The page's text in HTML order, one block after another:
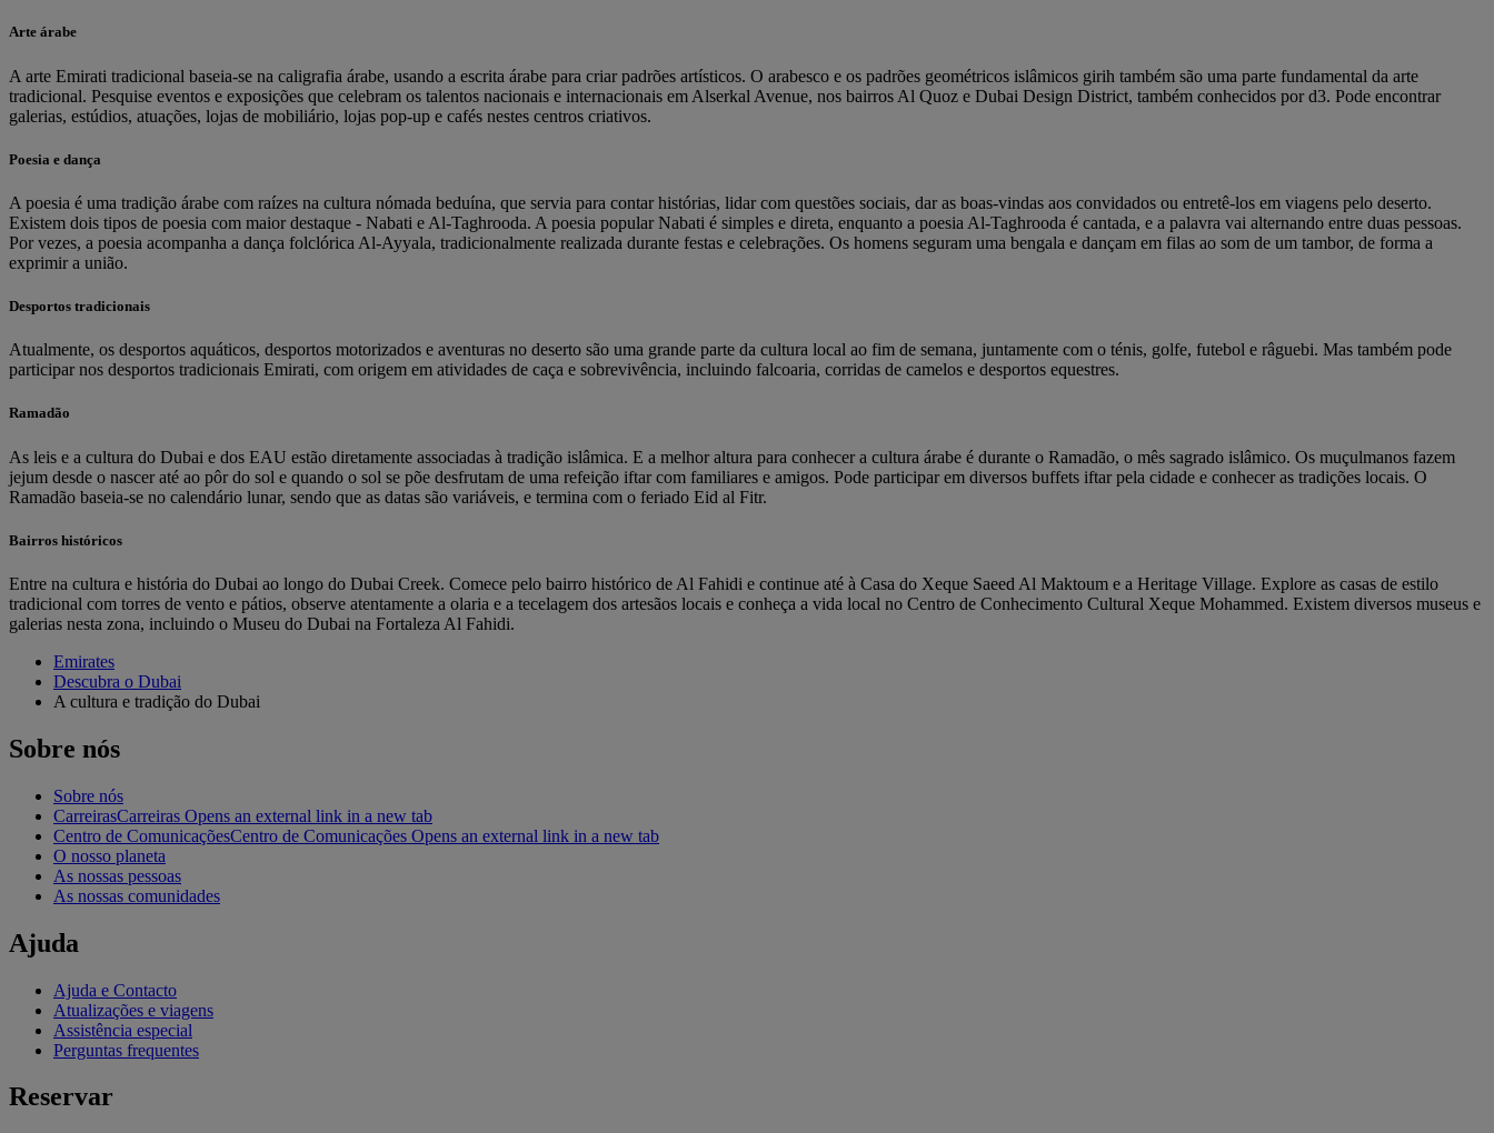
Arte árabe
A arte Emirati tradicional baseia-se na caligrafia árabe, usando a escrita árabe para criar padrões artísticos. O arabesco e os padrões geométricos islâmicos girih também são uma parte fundamental da arte
tradicional. Pesquise eventos e exposições que celebram os talentos nacionais e internacionais em Alserkal Avenue, nos bairros Al Quoz e Dubai Design District, também conhecidos por d3. Pode encontrar
galerias, estúdios, atuações, lojas de mobiliário, lojas pop-up e cafés nestes centros criativos.
Poesia e dança
A poesia é uma tradição árabe com raízes na cultura nómada beduína, que servia para contar histórias, lidar com questões sociais, dar as boas-vindas aos convidados ou entretê-los em viagens pelo deserto.
Existem dois tipos de poesia com maior destaque - Nabati e Al-Taghrooda. A poesia popular Nabati é simples e direta, enquanto a poesia Al-Taghrooda é cantada, e a palavra vai alternando entre duas pessoas.
Por vezes, a poesia acompanha a dança folclórica Al-Ayyala, tradicionalmente realizada durante festas e celebrações. Os homens seguram uma bengala e dançam em filas ao som de um tambor, de forma a
exprimir a união.
Desportos tradicionais
Atualmente, os desportos aquáticos, desportos motorizados e aventuras no deserto são uma grande parte da cultura local ao fim de semana, juntamente com o ténis, golfe, futebol e râguebi. Mas também pode
participar nos desportos tradicionais Emirati, com origem em atividades de caça e sobrevivência, incluindo falcoaria, corridas de camelos e desportos equestres.
Ramadão
As leis e a cultura do Dubai e dos EAU estão diretamente associadas à tradição islâmica. E a melhor altura para conhecer a cultura árabe é durante o Ramadão, o mês sagrado islâmico. Os muçulmanos fazem
jejum desde o nascer até ao pôr do sol e quando o sol se põe desfrutam de uma refeição iftar com familiares e amigos. Pode participar em diversos buffets iftar pela cidade e conhecer as tradições locais. O
Ramadão baseia-se no calendário lunar, sendo que as datas são variáveis, e termina com o feriado Eid al Fitr.
Bairros históricos
Entre na cultura e história do Dubai ao longo do Dubai Creek. Comece pelo bairro histórico de Al Fahidi e continue até à Casa do Xeque Saeed Al Maktoum e a Heritage Village. Explore as casas de estilo
tradicional com torres de vento e pátios, observe atentamente a olaria e a tecelagem dos artesãos locais e conheça a vida local no Centro de Conhecimento Cultural Xeque Mohammed. Existem diversos museus e
galerias nesta zona, incluindo o Museu do Dubai na Fortaleza Al Fahidi.
Emirates
Descubra o Dubai
A cultura e tradição do Dubai
Sobre nós
Sobre nós
CarreirasCarreiras Opens an external link in a new tab
Centro de ComunicaçõesCentro de Comunicações Opens an external link in a new tab
O nosso planeta
As nossas pessoas
As nossas comunidades
Ajuda
Ajuda e Contacto
Atualizações e viagens
Assistência especial
Perguntas frequentes
Reservar